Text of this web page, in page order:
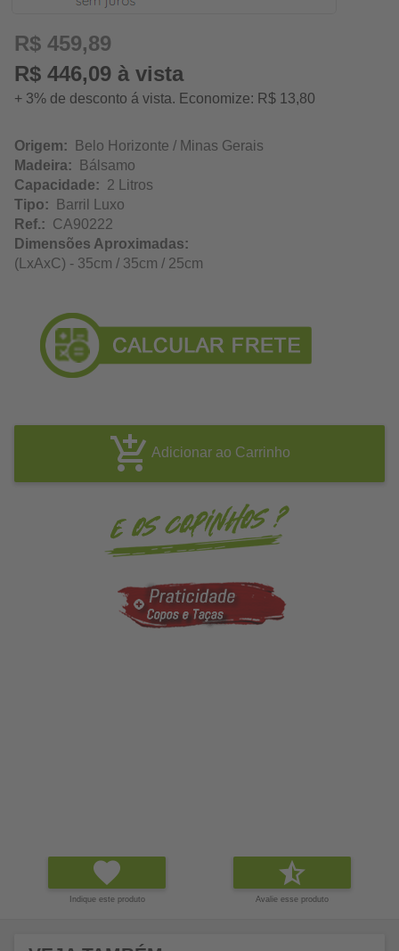
R$ 459,89
R$ 446,09 à vista
+ 3% de desconto á vista. Economize: R$ 13,80
Origem: Belo Horizonte / Minas Gerais
Madeira: Bálsamo
Capacidade: 2 Litros
Tipo: Barril Luxo
Ref.: CA90222
Dimensões Aproximadas:
(LxAxC) - 35cm / 35cm / 25cm
Adicionar ao Carrinho
Indique este produto Avalie esse produto